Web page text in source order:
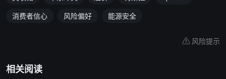
消费者信心
风险偏好 能源安全
风险提示
相关阅读